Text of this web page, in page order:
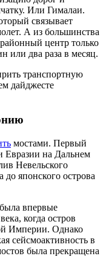
Или Гималаи.
связывает
А из большинства
центр только
или два раза в месяц.
транспортную
дайджесте
мостами. Первый
Евразии на Дальнем
Невельского
японского острова
впервые
когда остров
Империи. Однако
сейсмоактивность в
была прекращена